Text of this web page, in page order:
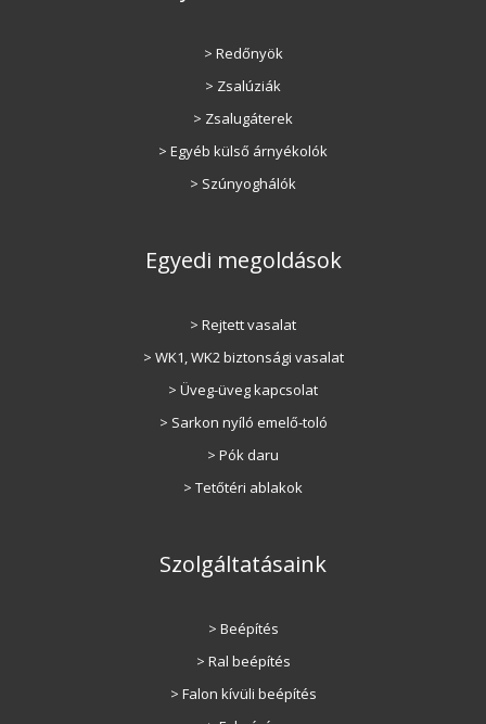
> Redőnyök
> Zsalúziák
> Zsalugáterek
> Egyéb külső árnyékolók
> Szúnyoghálók
Egyedi megoldások
> Rejtett vasalat
> WK1, WK2 biztonsági vasalat
> Üveg-üveg kapcsolat
> Sarkon nyíló emelő-toló
> Pók daru
> Tetőtéri ablakok
Szolgáltatásaink
> Beépítés
> Ral beépítés
> Falon kívüli beépítés